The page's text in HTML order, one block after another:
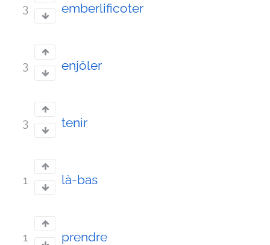
3 emberlificoter
3 enjôler
3 tenir
1 là-bas
1 prendre